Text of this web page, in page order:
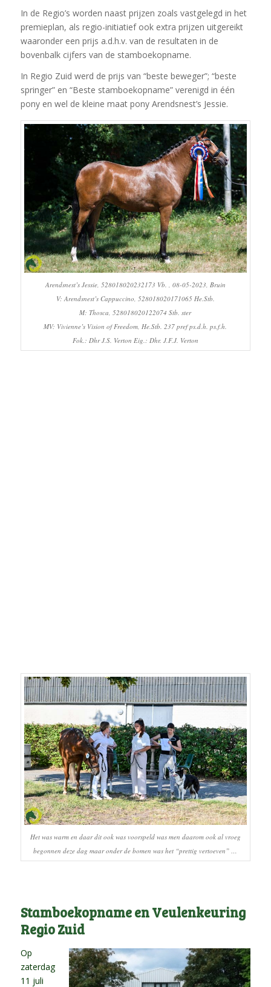
In de Regio’s worden naast prijzen zoals vastgelegd in het
premieplan, als regio-initiatief ook extra prijzen uitgereikt
waaronder een prijs a.d.h.v. van de resultaten in de
bovenbalk cijfers van de stamboekopname.
In Regio Zuid werd de prijs van “beste beweger”; “beste
springer” en “Beste stamboekopname” verenigd in één
pony en wel de kleine maat pony Arendsnest’s Jessie.
Arendsnest’s Jessie, 528018020232173 Vb. , 08-05-2023, Bruin
V: Arendsnest’s Cappuccino, 528018020171065 He.Stb.
M: Thosca, 528018020122074 Stb. ster
MV: Vivienne’s Vision of Freedom, He.Stb. 237 pref ps.d.h. ps.f.h.
Fok.: Dhr J.S. Verton Eig.: Dhr. J.F.J. Verton
Het was warm en daar dit ook was voorspeld was men daarom ook al vroeg
begonnen deze dag maar onder de bomen was het “prettig vertoeven” …
Stamboekopname en Veulenkeuring
Regio Zuid
Op
zaterdag
11 juli